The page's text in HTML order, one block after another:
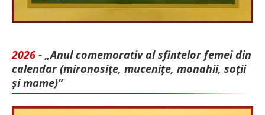
2026 - „Anul comemorativ al sfintelor femei din
calendar (mironosițe, mu­cenițe, monahii, soții
și mame)”